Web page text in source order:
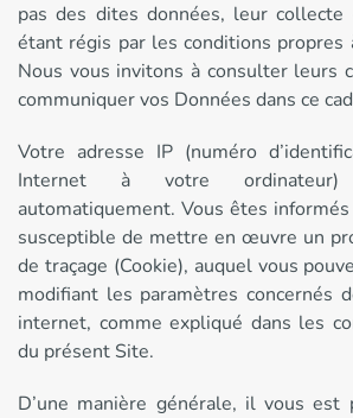
pas des dites données, leur
étant régis par les conditions propres
Nous vous invitons à consulter leurs
communiquer vos Données dans ce
Votre adresse IP (numéro
Internet à votre
automatiquement. Vous êtes
susceptible de mettre en œuvre un
de traçage (Cookie), auquel vous
modifiant les paramètres concernés
internet, comme expliqué dans les
du présent Site.
D’une manière générale, il vous